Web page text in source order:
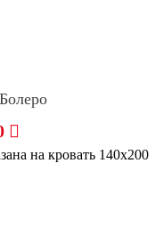
на кровать 140х200